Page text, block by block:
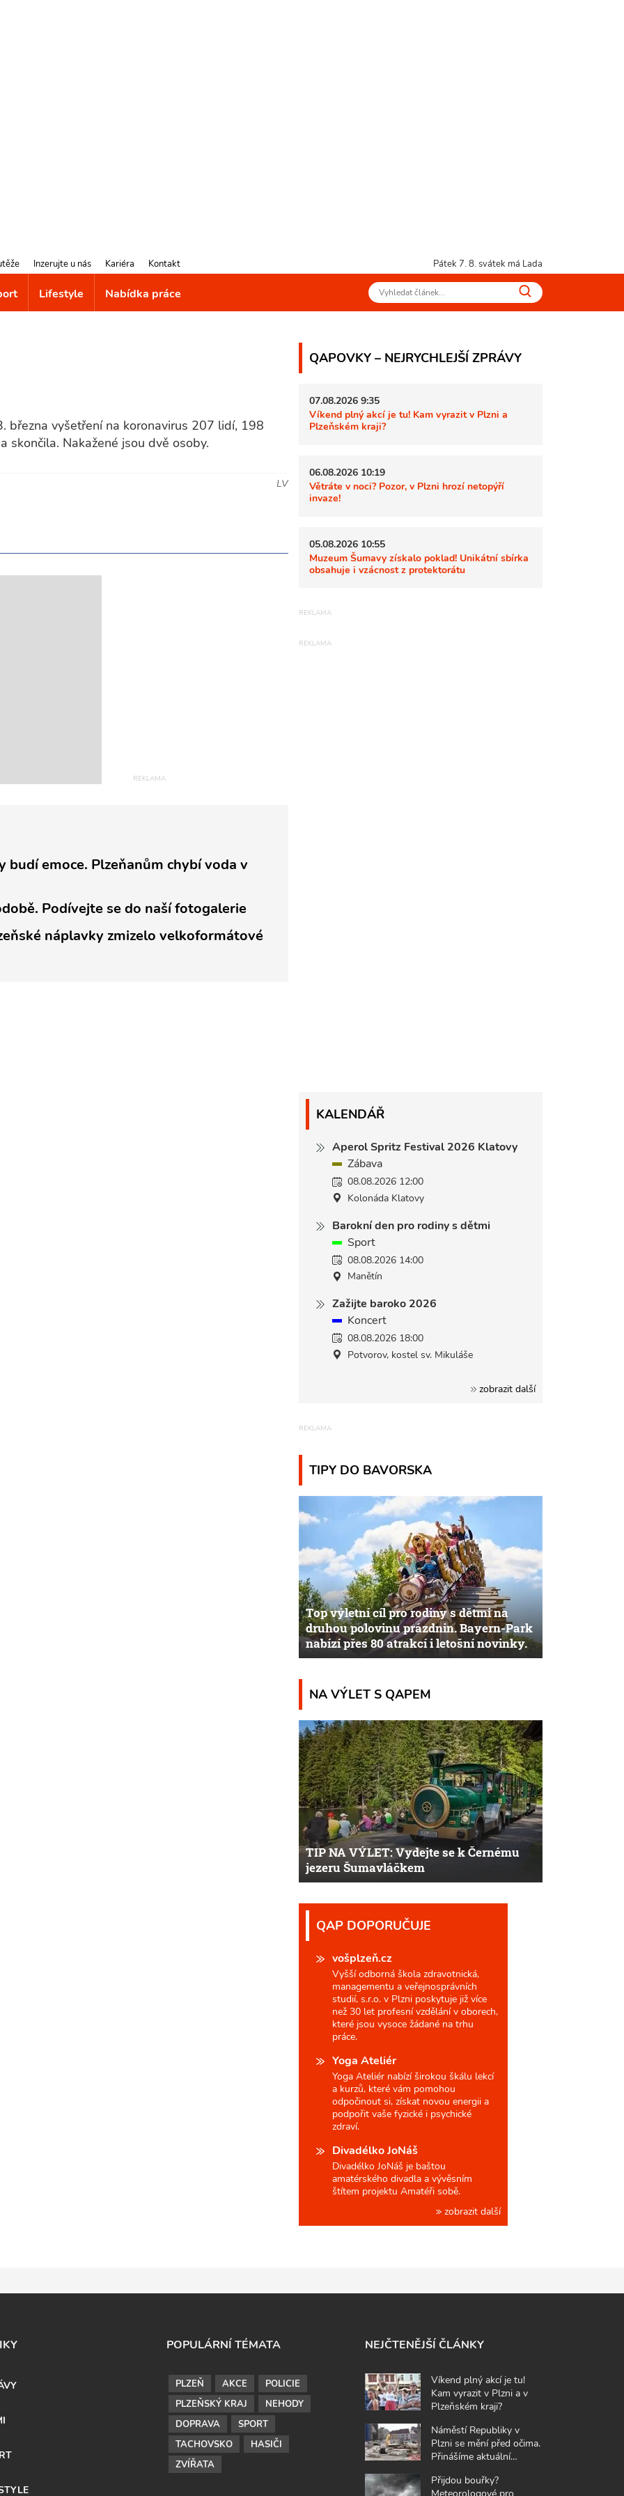
Inzerujte u nás Kariéra Kontakt Pátek 7. 8. svátek má Lada
Lifestyle Nabídka práce
března vyšetření na koronavirus 207 lidí, 198
Nakažené jsou dvě osoby.
LV
emoce. Plzeňanům chybí voda v
Podívejte se do naší fotogalerie
náplavky zmizelo velkoformátové
QAPOVKY – NEJRYCHLEJŠÍ ZPRÁVY
07.08.2026 9:35
Víkend plný akcí je tu! Kam vyrazit v Plzni a
Plzeňském kraji?
06.08.2026 10:19
Větráte v noci? Pozor, v Plzni hrozí netopýří
invaze!
05.08.2026 10:55
Muzeum Šumavy získalo poklad! Unikátní sbírka
obsahuje i vzácnost z protektorátu
KALENDÁŘ
Aperol Spritz Festival 2026 Klatovy
Zábava
08.08.2026 12:00
Kolonáda Klatovy
Barokní den pro rodiny s dětmi
Sport
08.08.2026 14:00
Manětín
Zažijte baroko 2026
Koncert
08.08.2026 18:00
Potvorov, kostel sv. Mikuláše
zobrazit další
TIPY DO BAVORSKA
Top výletní cíl pro rodiny s dětmi na
druhou polovinu prázdnin. Bayern-Park
nabízí přes 80 atrakcí i letošní novinky.
NA VÝLET S QAPEM
TIP NA VÝLET: Vydejte se k Černému
jezeru Šumavláčkem
QAP DOPORUČUJE
vošplzeň.cz
Vyšší odborná škola zdravotnická,
managementu a veřejnosprávních
studií, s.r.o. v Plzni poskytuje již více
než 30 let profesní vzdělání v oborech,
které jsou vysoce žádané na trhu
práce.
Yoga Ateliér
Yoga Ateliér nabízí širokou škálu lekcí
a kurzů, které vám pomohou
odpočinout si, získat novou energii a
podpořit vaše fyzické i psychické
zdraví.
Divadélko JoNáš
Divadélko JoNáš je baštou
amatérského divadla a vývěsním
štítem projektu Amatéři sobě.
zobrazit další
POPULÁRNÍ TÉMATA
PLZEŇ AKCE
POLICIE
PLZEŇSKÝ KRAJ
NEHODY
DOPRAVA
SPORT
TACHOVSKO
HASIČI
ZVÍŘATA
NEJČTENĚJŠÍ ČLÁNKY
Víkend plný akcí je tu!
Kam vyrazit v Plzni a v
Plzeňském kraji?
Náměstí Republiky v
Plzni se mění před očima.
Přinášíme aktuální
Přijdou bouřky?
Meteorologové pro